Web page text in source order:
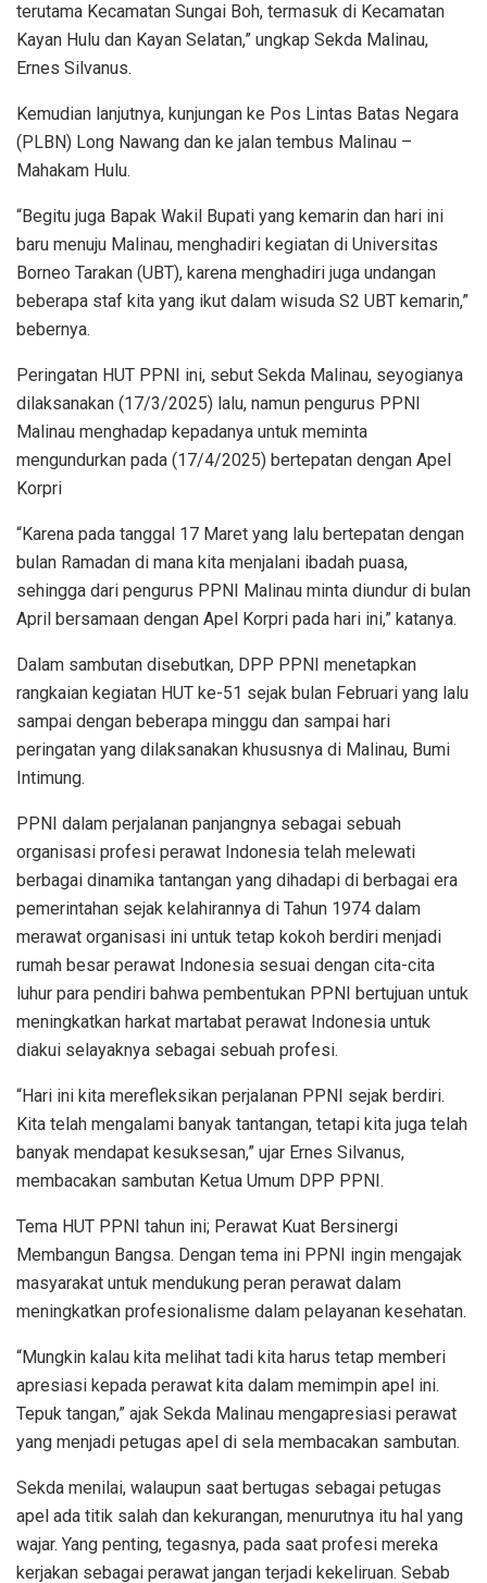
terutama Kecamatan Sungai Boh, termasuk di Kecamatan
Kayan Hulu dan Kayan Selatan,” ungkap Sekda Malinau,
Ernes Silvanus.
Kemudian lanjutnya, kunjungan ke Pos Lintas Batas Negara
(PLBN) Long Nawang dan ke jalan tembus Malinau –
Mahakam Hulu.
“Begitu juga Bapak Wakil Bupati yang kemarin dan hari ini
baru menuju Malinau, menghadiri kegiatan di Universitas
Borneo Tarakan (UBT), karena menghadiri juga undangan
beberapa staf kita yang ikut dalam wisuda S2 UBT kemarin,”
bebernya.
Peringatan HUT PPNI ini, sebut Sekda Malinau, seyogianya
dilaksanakan (17/3/2025) lalu, namun pengurus PPNI
Malinau menghadap kepadanya untuk meminta
mengundurkan pada (17/4/2025) bertepatan dengan Apel
Korpri
“Karena pada tanggal 17 Maret yang lalu bertepatan dengan
bulan Ramadan di mana kita menjalani ibadah puasa,
sehingga dari pengurus PPNI Malinau minta diundur di bulan
April bersamaan dengan Apel Korpri pada hari ini,” katanya.
Dalam sambutan disebutkan, DPP PPNI menetapkan
rangkaian kegiatan HUT ke-51 sejak bulan Februari yang lalu
sampai dengan beberapa minggu dan sampai hari
peringatan yang dilaksanakan khususnya di Malinau, Bumi
Intimung.
PPNI dalam perjalanan panjangnya sebagai sebuah
organisasi profesi perawat Indonesia telah melewati
berbagai dinamika tantangan yang dihadapi di berbagai era
pemerintahan sejak kelahirannya di Tahun 1974 dalam
merawat organisasi ini untuk tetap kokoh berdiri menjadi
rumah besar perawat Indonesia sesuai dengan cita-cita
luhur para pendiri bahwa pembentukan PPNI bertujuan untuk
meningkatkan harkat martabat perawat Indonesia untuk
diakui selayaknya sebagai sebuah profesi.
“Hari ini kita merefleksikan perjalanan PPNI sejak berdiri.
Kita telah mengalami banyak tantangan, tetapi kita juga telah
banyak mendapat kesuksesan,” ujar Ernes Silvanus,
membacakan sambutan Ketua Umum DPP PPNI.
Tema HUT PPNI tahun ini; Perawat Kuat Bersinergi
Membangun Bangsa. Dengan tema ini PPNI ingin mengajak
masyarakat untuk mendukung peran perawat dalam
meningkatkan profesionalisme dalam pelayanan kesehatan.
“Mungkin kalau kita melihat tadi kita harus tetap memberi
apresiasi kepada perawat kita dalam memimpin apel ini.
Tepuk tangan,” ajak Sekda Malinau mengapresiasi perawat
yang menjadi petugas apel di sela membacakan sambutan.
Sekda menilai, walaupun saat bertugas sebagai petugas
apel ada titik salah dan kekurangan, menurutnya itu hal yang
wajar. Yang penting, tegasnya, pada saat profesi mereka
kerjakan sebagai perawat jangan terjadi kekeliruan. Sebab